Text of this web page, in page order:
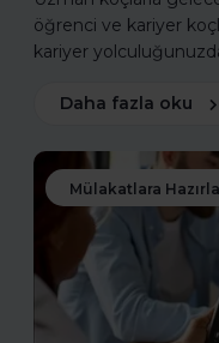
öğrenci ve kariyer
kariyer
Daha fazla oku
Mülakatlara